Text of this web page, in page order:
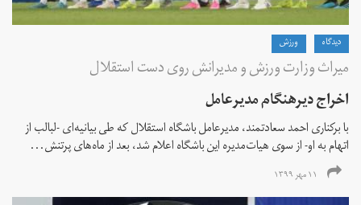
دیدگاه ورزش
میراث وزارت ورزش و مدیرانش روی دست استقلال
اخراج دیرهنگام مدیرعامل
با برکناری احمد سعادتمند، مدیرعامل باشگاه استقلال که طی بیانیه‌ای -لبالب از
اتهام به او- از سوی هیات‌مدیره این باشگاه اعلام شد، بعد از ماه‌های پرتنش...
۱۱ مهر ۱۳۹۹